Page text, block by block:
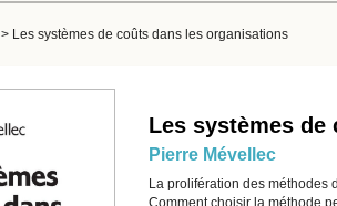
> Les systèmes de coûts dans les organisations
Les systèmes
Pierre Mévellec
La prolifération des méthodes
Comment choisir la méthode